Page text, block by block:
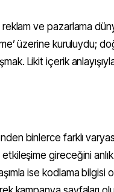
ve pazarlama
üzerine kuruluydu;
Likit içerik
binlerce farklı
gireceğini
ise kodlama bilgisi